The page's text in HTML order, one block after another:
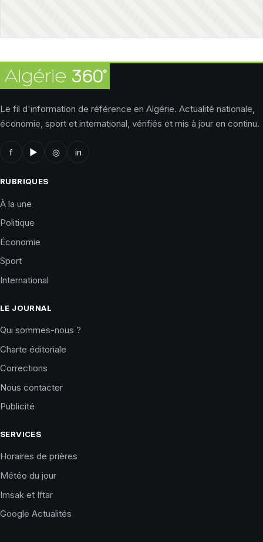
Le fil d'information de référence en Algérie. Actualité nationale,
économie, sport et international, vérifiés et mis à jour en continu.
f ▶ ◎ in
RUBRIQUES
À la une
Politique
Économie
Sport
International
LE JOURNAL
Qui sommes-nous ?
Charte éditoriale
Corrections
Nous contacter
Publicité
SERVICES
Horaires de prières
Météo du jour
Imsak et Iftar
Google Actualités